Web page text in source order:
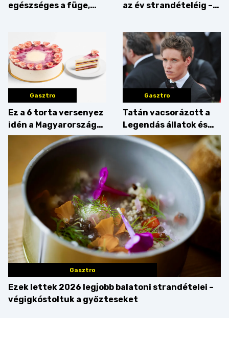
egészséges a füge,
az év strandételéig –
Balaton déli partját
Gasztro
Ez a 6 torta versenyez
idén a Magyarország
tortája címért
Gasztro
Tatán vacsorázott a
Legendás állatok és
megfigyelésük sztárja!
Gasztro
Ezek lettek 2026 legjobb balatoni strandételei –
végigkóstoltuk a győzteseket